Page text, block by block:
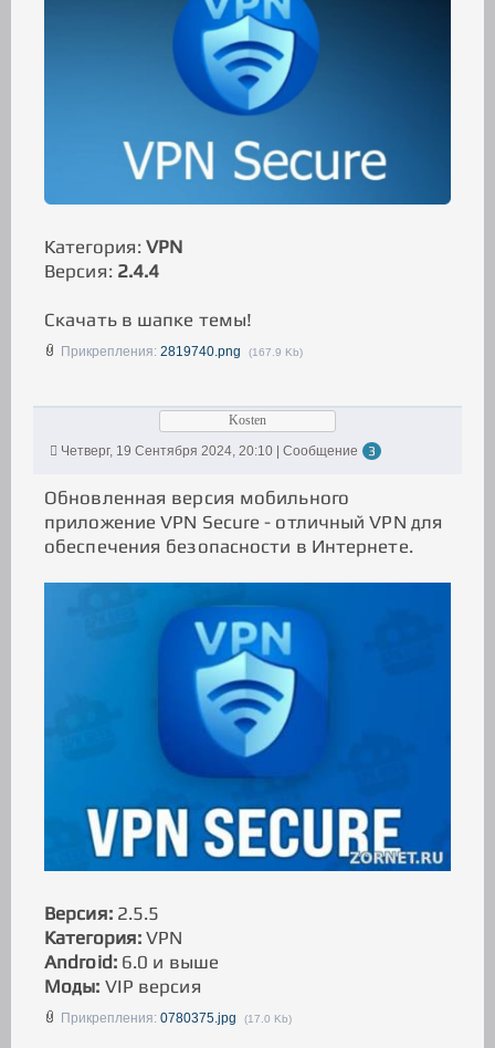
Категория:VPN
Версия: 2.4.4
Скачать в шапке темы!
Прикрепления: 2819740.png (167.9 Kb)
Kosten
Четверг, 19 Сентября 2024, 20:10 | Сообщение
3
Обновленная версия мобильного
приложение VPN Secure - отличный VPN для
обеспечения безопасности в Интернете.
Версия:2.5.5
Категория: VPN
Android:6.0 и выше
Моды: VIP версия
Прикрепления: 0780375.jpg (17.0 Kb)